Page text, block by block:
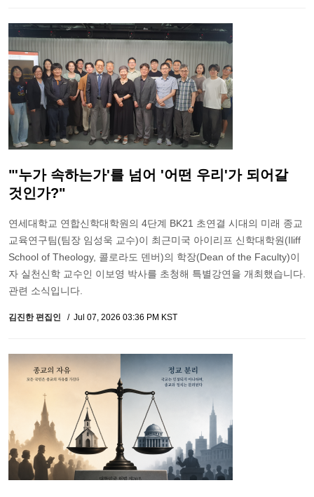
"'누가 속하는가'를 넘어 '어떤 우리'가 되어갈
것인가?"
연세대학교 연합신학대학원의 4단계 BK21 초연결 시대의 미래 종교
교육연구팀(팀장 임성욱 교수)이 최근미국 아이리프 신학대학원(Iliff
School of Theology, 콜로라도 덴버)의 학장(Dean of the Faculty)이
자 실천신학 교수인 이보영 박사를 초청해 특별강연을 개최했습니다.
관련 소식입니다.
김진한 편집인 Jul 07, 2026 03:36 PM KST